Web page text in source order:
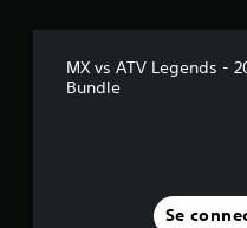
MX vs ATV Legends -
Bundle
Se